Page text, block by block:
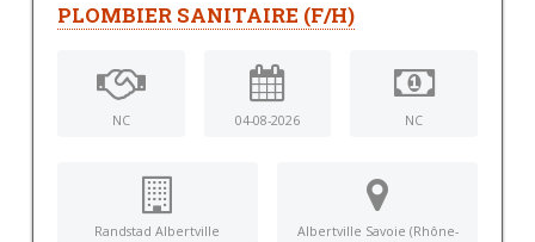
PLOMBIER SANITAIRE (F/H)
NC 04-08-2026 NC
Randstad Albertville
Albertville Savoie (Rhône-